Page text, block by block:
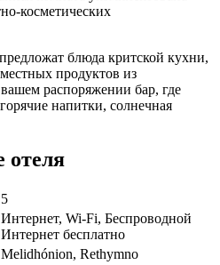
косметических
блюда критской кухни,
продуктов из
распоряжении бар, где
напитки, солнечная
отеля
5
Интернет, Wi-Fi, Беспроводной
Интернет бесплатно
Melidhónion, Rethymno